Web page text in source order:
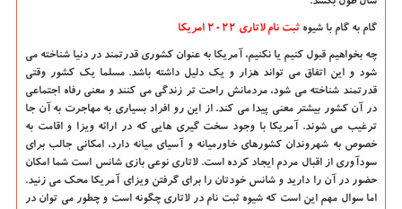
گام به گام با شیوه ثبت نام لاتاری 2022 امریکا
چه بخواهیم قبول کنیم یا نکنیم، آمریکا به عنوان کشوری قدرتمند در دنیا شناخته می
شود و این اتفاق می تواند هزار و یک دلیل داشته باشد. مسلما یک کشور وقتی
قدرتمند شناخته می شود، مردمانش راحت تر زندگی می کنند و معنی رفاه اجتماعی
در آن کشور بیشتر معنی پیدا می کند. از این رو افراد بسیاری به مهاجرت به آن جا
ترغیب می شوند. آمریکا با وجود سخت گیری هایی که در ارائه ویزا و اقامت به
خصوص به شهروندان کشورهای خاورمیانه و آسیای میانه دارد، امکانی جالب برای
سودآوری از اقبال مردم ایجاد کرده است. لاتاری نوعی بازی شانس است شما امکان
حضور در آن را دارید و شانس خودتان را برای گرفتن ویزای آمریکا محک می زنید.
اما سوال مهم این است کهشیوه ثبت نام در لاتاری چگونه است و چطور می توان در